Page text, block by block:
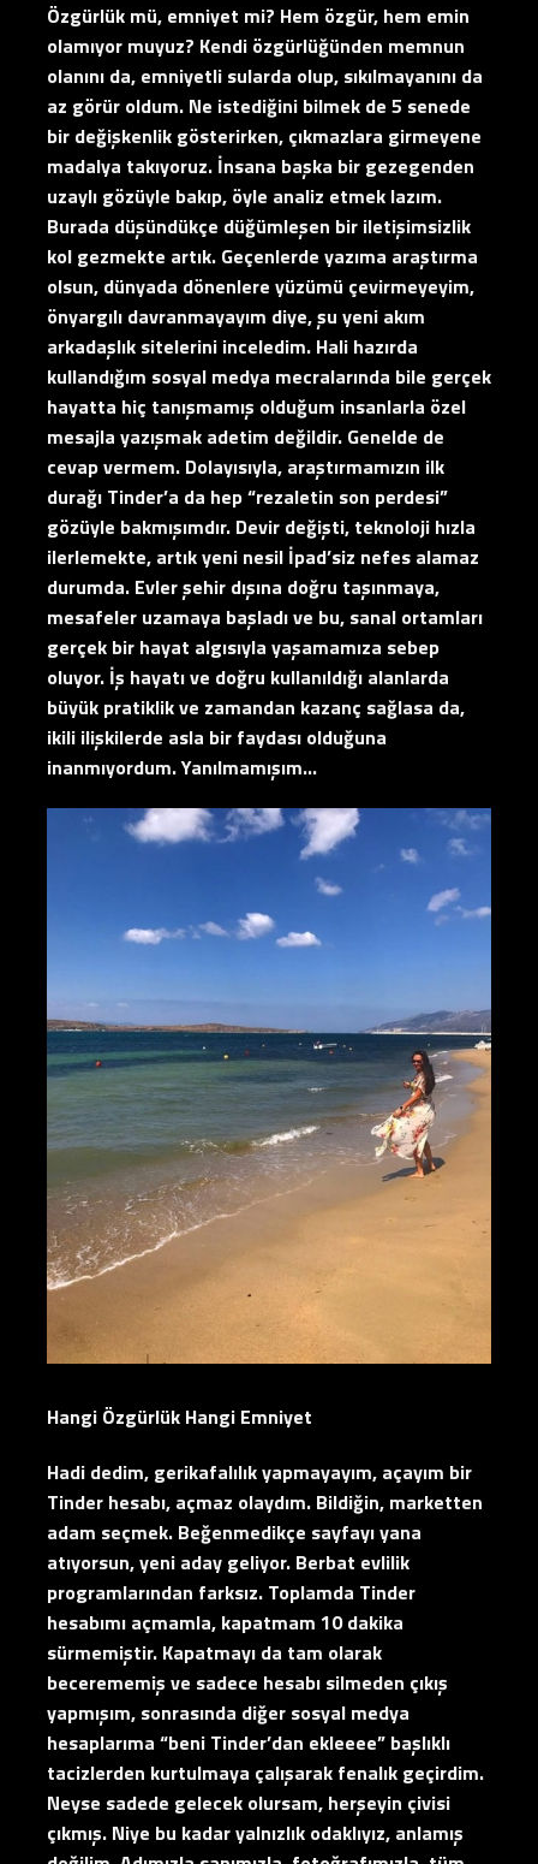
Özgürlük mü, emniyet mi? Hem özgür, hem emin
olamıyor muyuz? Kendi özgürlüğünden memnun
olanını da, emniyetli sularda olup, sıkılmayanını da
az görür oldum. Ne istediğini bilmek de 5 senede
bir değişkenlik gösterirken, çıkmazlara girmeyene
madalya takıyoruz. İnsana başka bir gezegenden
uzaylı gözüyle bakıp, öyle analiz etmek lazım.
Burada düşündükçe düğümleşen bir iletişimsizlik
kol gezmekte artık. Geçenlerde yazıma araştırma
olsun, dünyada dönenlere yüzümü çevirmeyeyim,
önyargılı davranmayayım diye, şu yeni akım
arkadaşlık sitelerini inceledim. Hali hazırda
kullandığım sosyal medya mecralarında bile gerçek
hayatta hiç tanışmamış olduğum insanlarla özel
mesajla yazışmak adetim değildir. Genelde de
cevap vermem. Dolayısıyla, araştırmamızın ilk
durağı Tinder’a da hep “rezaletin son perdesi”
gözüyle bakmışımdır. Devir değişti, teknoloji hızla
ilerlemekte, artık yeni nesil İpad’siz nefes alamaz
durumda. Evler şehir dışına doğru taşınmaya,
mesafeler uzamaya başladı ve bu, sanal ortamları
gerçek bir hayat algısıyla yaşamamıza sebep
oluyor. İş hayatı ve doğru kullanıldığı alanlarda
büyük pratiklik ve zamandan kazanç sağlasa da,
ikili ilişkilerde asla bir faydası olduğuna
inanmıyordum. Yanılmamışım…
Hangi Özgürlük Hangi Emniyet
Hadi dedim, gerikafalılık yapmayayım, açayım bir
Tinder hesabı, açmaz olaydım. Bildiğin, marketten
adam seçmek. Beğenmedikçe sayfayı yana
atıyorsun, yeni aday geliyor. Berbat evlilik
programlarından farksız. Toplamda Tinder
hesabımı açmamla, kapatmam 10 dakika
sürmemiştir. Kapatmayı da tam olarak
becerememiş ve sadece hesabı silmeden çıkış
yapmışım, sonrasında diğer sosyal medya
hesaplarıma “beni Tinder’dan ekleeee” başlıklı
tacizlerden kurtulmaya çalışarak fenalık geçirdim.
Neyse sadede gelecek olursam, herşeyin çivisi
çıkmış. Niye bu kadar yalnızlık odaklıyız, anlamış